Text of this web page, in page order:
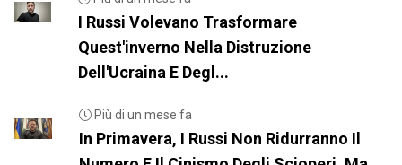
I Russi Volevano Trasformare
Quest'inverno Nella Distruzione
Dell'Ucraina E Degl...
Più di un mese fa
In Primavera, I Russi Non Ridurranno Il